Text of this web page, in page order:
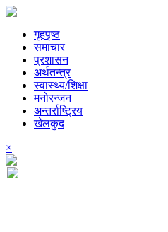
गृहपृष्ठ
समाचार
प्रशासन
अर्थतन्त्र
स्वास्थ्य/शिक्षा
मनोरन्जन
अन्तर्राष्ट्रिय
खेलकुद
×